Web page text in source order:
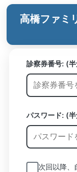
高橋ファミ
診察券番号: (
パスワード: (
次回以降、